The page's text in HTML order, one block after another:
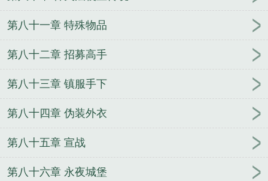
第八十一章 特殊物品
第八十二章 招募高手
第八十三章 镇服手下
第八十四章 伪装外衣
第八十五章 宣战
第八十六章 永夜城堡